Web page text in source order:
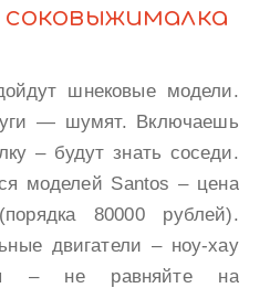
шнековые модели.
— шумят. Включаешь
– будут знать соседи.
моделей Santos – цена
80000 рублей).
двигатели – ноу-хау
– не равняйте на